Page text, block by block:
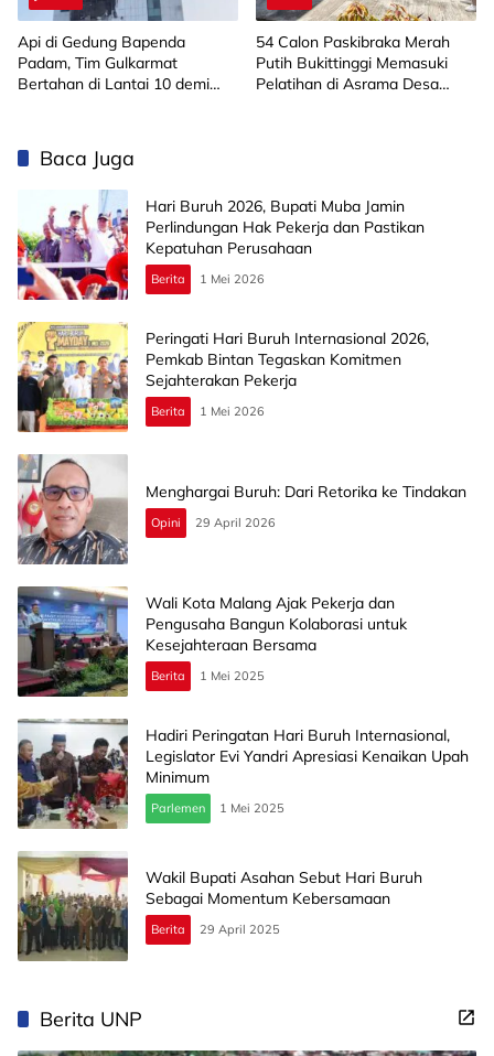
Api di Gedung Bapenda
Padam, Tim Gulkarmat
Bertahan di Lantai 10 demi
‎54 Calon Paskibraka Merah
Putih Bukittinggi Memasuki
Pelatihan di Asrama Desa
Baca Juga
Hari Buruh 2026, Bupati Muba Jamin
Perlindungan Hak Pekerja dan Pastikan
Kepatuhan Perusahaan
Berita 1 Mei 2026
Peringati Hari Buruh Internasional 2026,
Pemkab Bintan Tegaskan Komitmen
Sejahterakan Pekerja
Berita 1 Mei 2026
Menghargai Buruh: Dari Retorika ke Tindakan
Opini 29 April 2026
Wali Kota Malang Ajak Pekerja dan
Pengusaha Bangun Kolaborasi untuk
Kesejahteraan Bersama
Berita 1 Mei 2025
Hadiri Peringatan Hari Buruh Internasional,
Legislator Evi Yandri Apresiasi Kenaikan Upah
Minimum
Parlemen 1 Mei 2025
Wakil Bupati Asahan Sebut Hari Buruh
Sebagai Momentum Kebersamaan
Berita 29 April 2025
Berita UNP